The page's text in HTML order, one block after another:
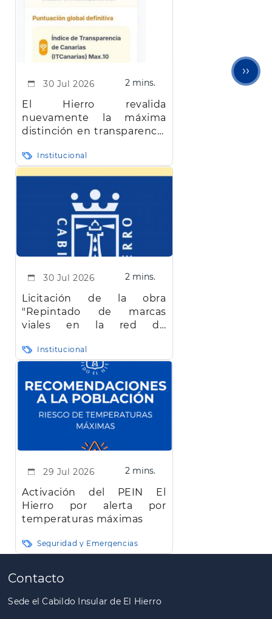
30 Jul 2026 2 mins.
El Hierro revalida
nuevamente la máxima
distinción en transparencia
Institucional
30 Jul 2026 2 mins.
Licitación de la obra
"Repintado de marcas
viales en la red de
Hierro"
Institucional
29 Jul 2026 2 mins.
Activación del PEIN El
Hierro por alerta por
temperaturas máximas
Seguridad y Emergencias
Paginación
››
Contacto
Sede el Cabildo Insular de El Hierro